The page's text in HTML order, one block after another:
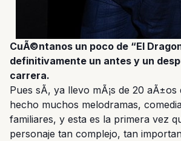
CuÃ©ntanos un poco de “El
definitivamente un antes y un
carrera.
Pues sÃ­, ya llevo mÃ¡s de 20
hecho muchos melodramas,
familiares, y esta es la primera vez
personaje tan complejo, tan